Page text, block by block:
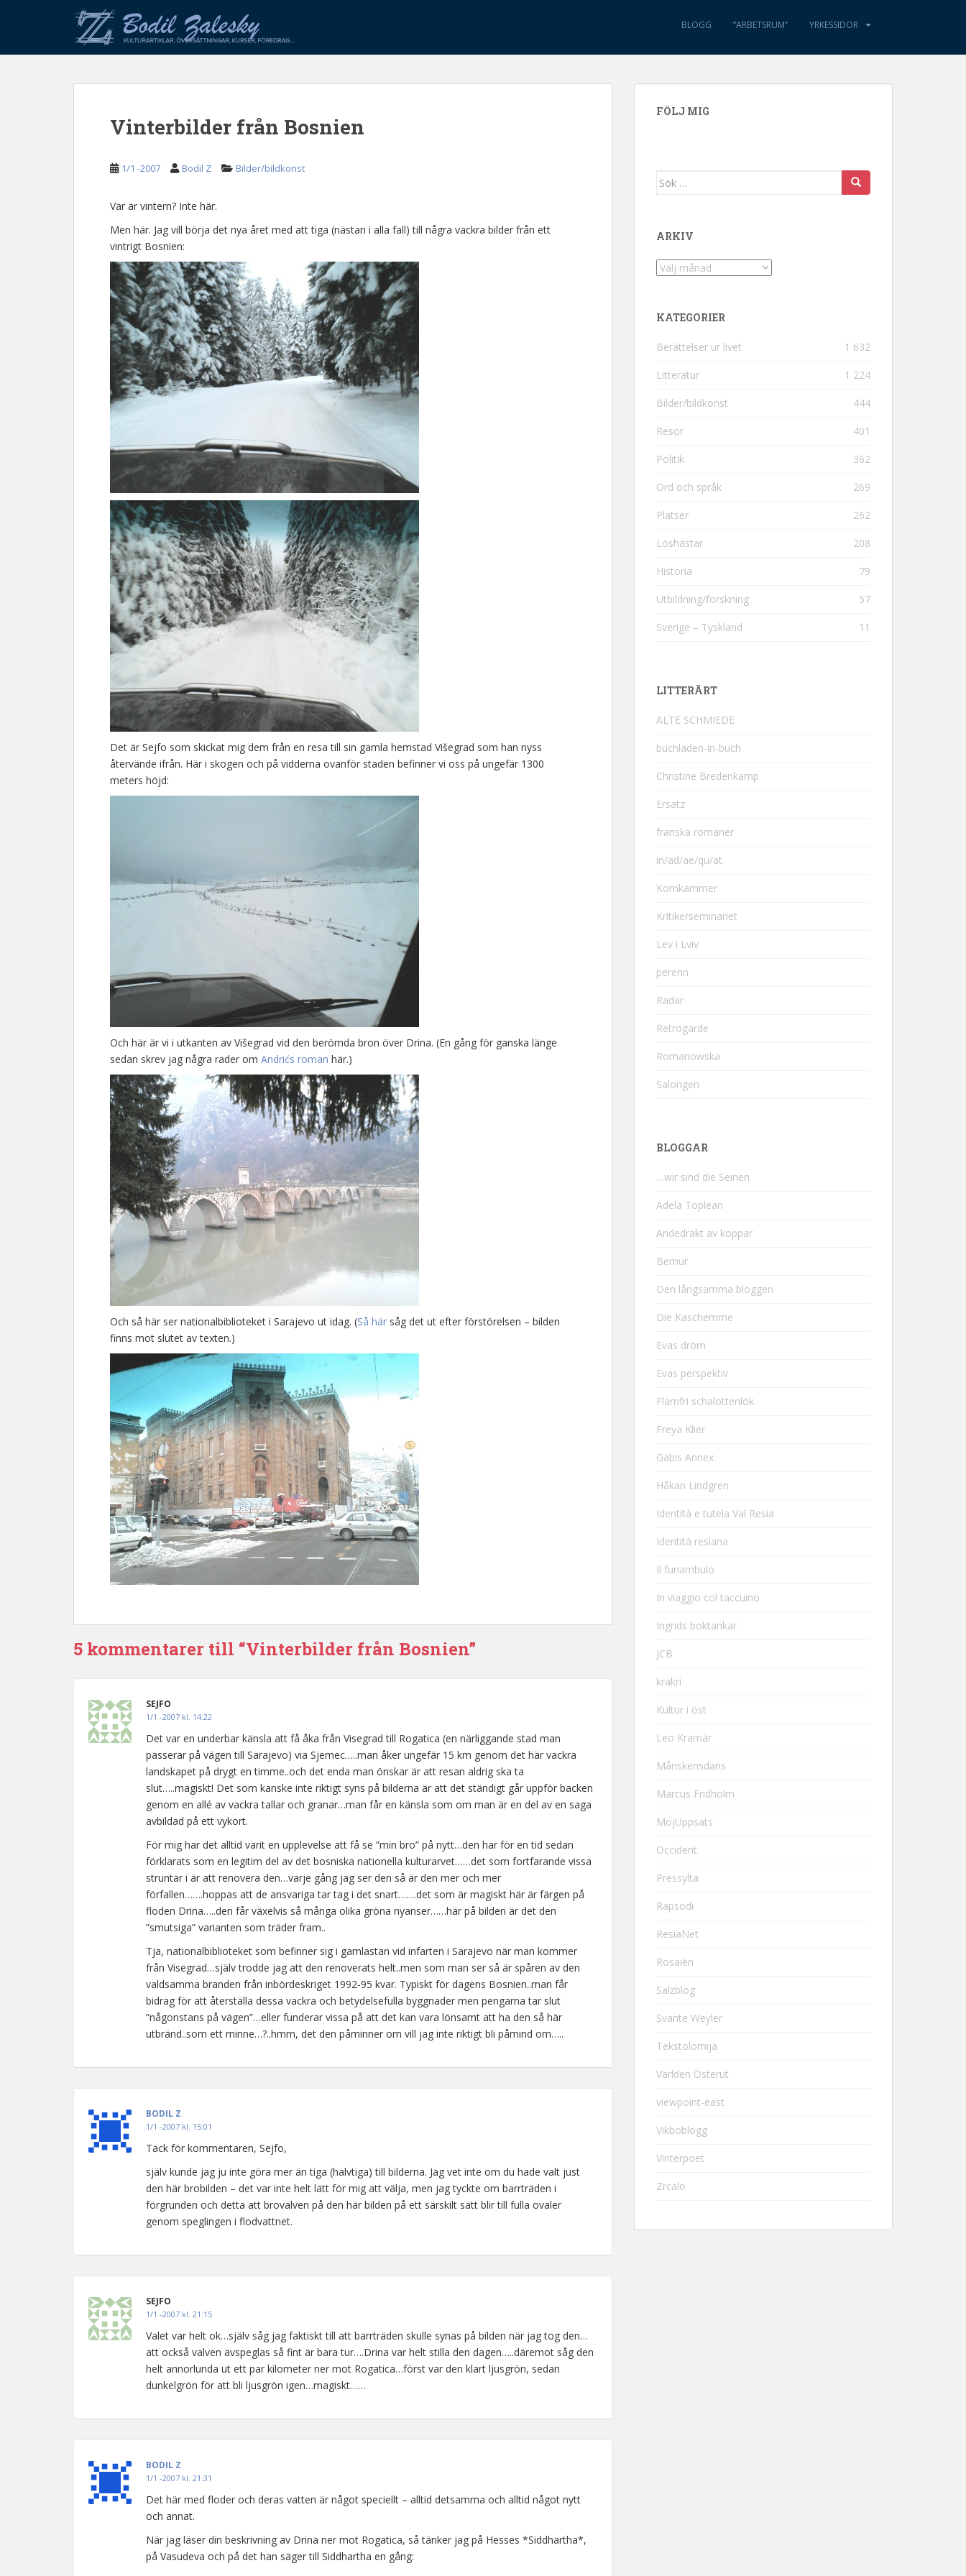
p
BLOGG ”ARBETSRUM” YRKESSIDOR
Vinterbilder från Bosnien
1/1 -2007 Bodil Z Bilder/bildkonst
Var är vintern? Inte här.
Men här. Jag vill börja det nya året med att tiga (nästan i alla fall) till några vackra bilder från ett
vintrigt Bosnien:
Det är Sejfo som skickat mig dem från en resa till sin gamla hemstad Višegrad som han nyss
återvände ifrån. Här i skogen och på vidderna ovanför staden befinner vi oss på ungefär 1300
meters höjd:
Och här är vi i utkanten av Višegrad vid den berömda bron över Drina. (En gång för ganska länge
sedan skrev jag några rader om Andrićs roman här.)
Och så här ser nationalbiblioteket i Sarajevo ut idag. (Så här såg det ut efter förstörelsen – bilden
finns mot slutet av texten.)
5 kommentarer till “Vinterbilder från Bosnien”
SEJFO
1/1 -2007 kl. 14:22
Det var en underbar känsla att få åka från Visegrad till Rogatica (en närliggande stad man
passerar på vägen till Sarajevo) via Sjemec…..man åker ungefär 15 km genom det här vackra
landskapet på drygt en timme..och det enda man önskar är att resan aldrig ska ta
slut…..magiskt! Det som kanske inte riktigt syns på bilderna är att det ständigt går uppför backen
genom en allé av vackra tallar och granar…man får en känsla som om man är en del av en saga
avbildad på ett vykort.
För mig har det alltid varit en upplevelse att få se ”min bro” på nytt…den har för en tid sedan
förklarats som en legitim del av det bosniska nationella kulturarvet……det som fortfarande vissa
struntar i är att renovera den…varje gång jag ser den så är den mer och mer
förfallen…….hoppas att de ansvariga tar tag i det snart…….det som är magiskt här är färgen på
floden Drina…..den får växelvis så många olika gröna nyanser……här på bilden är det den
”smutsiga” varianten som träder fram..
Tja, nationalbiblioteket som befinner sig i gamlastan vid infarten i Sarajevo när man kommer
från Visegrad…själv trodde jag att den renoverats helt..men som man ser så är spåren av den
valdsamma branden från inbördeskriget 1992-95 kvar. Typiskt för dagens Bosnien..man får
bidrag för att återställa dessa vackra och betydelsefulla byggnader men pengarna tar slut
”någonstans på vägen”…eller funderar vissa på att det kan vara lönsamt att ha den så här
utbränd..som ett minne…?..hmm, det den påminner om vill jag inte riktigt bli påmind om…..
BODIL Z
1/1 -2007 kl. 15:01
Tack för kommentaren, Sejfo,
själv kunde jag ju inte göra mer än tiga (halvtiga) till bilderna. Jag vet inte om du hade valt just
den här brobilden – det var inte helt lätt för mig att välja, men jag tyckte om barrträden i
förgrunden och detta att brovalven på den här bilden på ett särskilt sätt blir till fulla ovaler
genom speglingen i flodvattnet.
SEJFO
1/1 -2007 kl. 21:15
Valet var helt ok…själv såg jag faktiskt till att barrträden skulle synas på bilden när jag tog den…
att också valven avspeglas så fint är bara tur….Drina var helt stilla den dagen…..däremot såg den
helt annorlunda ut ett par kilometer ner mot Rogatica…först var den klart ljusgrön, sedan
dunkelgrön för att bli ljusgrön igen…magiskt……
BODIL Z
1/1 -2007 kl. 21:31
Det här med floder och deras vatten är något speciellt – alltid detsamma och alltid något nytt
och annat.
När jag läser din beskrivning av Drina ner mot Rogatica, så tänker jag på Hesses *Siddhartha*,
på Vasudeva och på det han säger till Siddhartha en gång:
FÖLJ MIG
Sök efter:
ARKIV
Arkiv
KATEGORIER
Berättelser ur livet 1 632
Litteratur 1 224
Bilder/bildkonst 444
Resor 401
Politik 362
Ord och språk 269
Platser 262
Löshästar 208
Historia 79
Utbildning/forskning 57
Sverige – Tyskland 11
LITTERÄRT
ALTE SCHMIEDE
buchladen-in-buch
Christine Bredenkamp
Ersatz
franska romaner
in/ad/ae/qu/at
Kornkammer
Kritikerseminariet
Lev i Lviv
perenn
Radar
Retrogarde
Romanowska
Salongen
BLOGGAR
…wir sind die Seinen
Adela Toplean
Andedräkt av koppar
Bernur
Den långsamma bloggen
Die Kaschemme
Evas dröm
Evas perspektiv
Flarnfri schalottenlök
Freya Klier
Gabis Annex
Håkan Lindgren
Identità e tutela Val Resia
Identità resiana
Il funambulo
In viaggio col taccuino
Ingrids boktankar
JCB
krakri
Kultur i öst
Leo Kramár
Månskensdans
Marcus Fridholm
MojUppsats
Occident
Pressylta
Rapsodi
ResiaNet
Rosaièn
Salzblog
Svante Weyler
Tekstolomija
Världen Österut
viewpoint-east
Vikboblogg
Vinterpoet
Zrcalo